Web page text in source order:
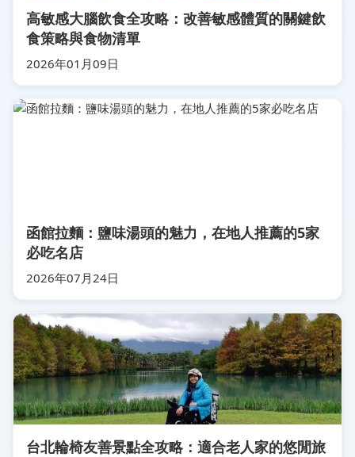
高敏感大腦飲食全攻略：改善敏感體質的關鍵飲
食策略與食物清單
2026年01月09日
函館拉麵：鹽味湯頭的魅力，在地人推薦的5家
必吃名店
2026年07月24日
台北輪椅友善景點全攻略：適合老人家的悠閒旅